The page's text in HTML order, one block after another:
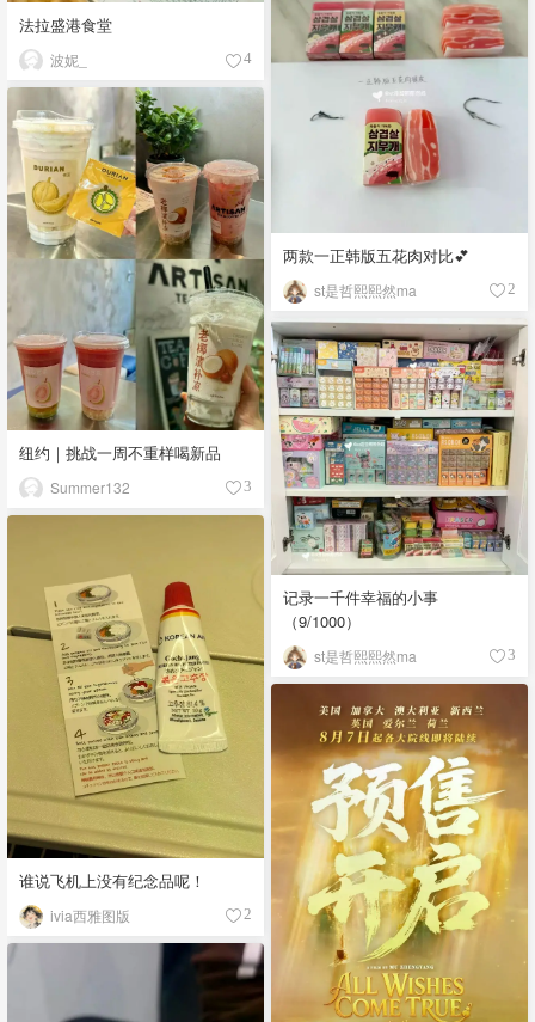
法拉盛港食堂
波妮_ 4
两款一正韩版五花肉对比💕
st是哲熙熙然ma 2
纽约｜挑战一周不重样喝新品
Summer132 3
记录一千件幸福的小事
（9/1000）
st是哲熙熙然ma 3
谁说飞机上没有纪念品呢！
ivia西雅图版 2